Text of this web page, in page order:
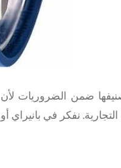
ضمن الضروريات
التجارية. نفكر في